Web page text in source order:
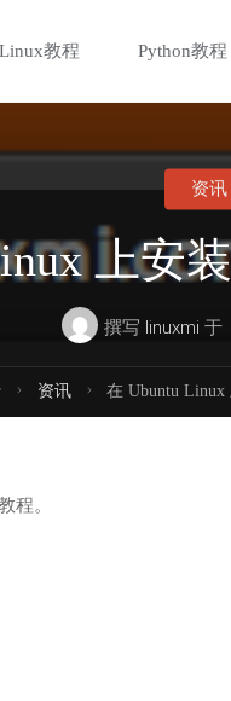
Linux教程 Python教程
上安
撰写 linuxmi 于
资讯
首
页
资讯 在 Ubuntu
程。